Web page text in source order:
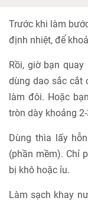
Trước khi làm
định nhiệt, để
Rồi, giờ bạn
dùng dao sắc cắt
làm đôi. Hoặc
tròn dày khoảng
Dùng thìa lấy
(phần mềm). Chỉ
bị khô hoặc ỉu.
Làm sạch khay